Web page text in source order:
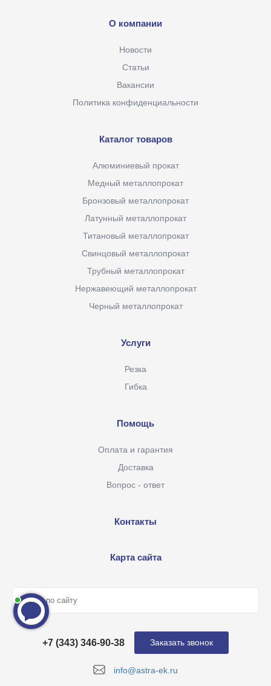
О компании
Новости
Статьи
Вакансии
Политика конфиденциальности
Каталог товаров
Алюминиевый прокат
Медный металлопрокат
Бронзовый металлопрокат
Латунный металлопрокат
Титановый металлопрокат
Свинцовый металлопрокат
Трубный металлопрокат
Нержавеющий металлопрокат
Черный металлопрокат
Услуги
Резка
Гибка
Помощь
Оплата и гарантия
Доставка
Вопрос - ответ
Контакты
Карта сайта
info@astra-ek.ru
+7 (343) 346-90-38 Заказать звонок